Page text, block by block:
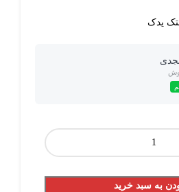
یدک
به سبد خرید